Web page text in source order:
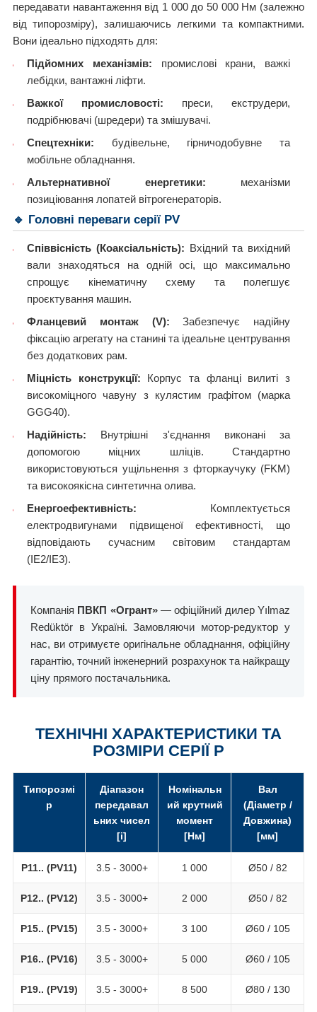
передавати навантаження від 1 000 до 50 000 Нм (залежно
від типорозміру), залишаючись легкими та компактними.
Вони ідеально підходять для:
Підйомних механізмів: промислові крани, важкі
лебідки, вантажні ліфти.
Важкої промисловості: преси, екструдери,
подрібнювачі (шредери) та змішувачі.
Спецтехніки: будівельне, гірничодобувне та
мобільне обладнання.
Альтернативної енергетики: механізми
позиціювання лопатей вітрогенераторів.
🔹 Головні переваги серії PV
Співвісність (Коаксіальність): Вхідний та вихідний
вали знаходяться на одній осі, що максимально
спрощує кінематичну схему та полегшує
проєктування машин.
Фланцевий монтаж (V): Забезпечує надійну
фіксацію агрегату на станині та ідеальне центрування
без додаткових рам.
Міцність конструкції: Корпус та фланці вилиті з
високоміцного чавуну з кулястим графітом (марка
GGG40).
Надійність: Внутрішні з'єднання виконані за
допомогою міцних шліців. Стандартно
використовуються ущільнення з фторкаучуку (FKM)
та високоякісна синтетична олива.
Енергоефективність: Комплектується
електродвигунами підвищеної ефективності, що
відповідають сучасним світовим стандартам
(IE2/IE3).
Компанія ПВКП «Огрант»— офіційний дилер Yılmaz
Redüktör в Україні. Замовляючи мотор-редуктор у
нас, ви отримуєте оригінальне обладнання, офіційну
гарантію, точний інженерний розрахунок та найкращу
ціну прямого постачальника.
ТЕХНІЧНІ ХАРАКТЕРИСТИКИ ТА
РОЗМІРИ СЕРІЇ P
Типорозмі
р
Діапазон
передавал
ьних чисел
[i]
Номінальн
ий крутний
момент
[Нм]
Вал
(Діаметр /
Довжина)
[мм]
P11.. (PV11) 3.5 - 3000+ 1 000 Ø50 / 82
P12.. (PV12) 3.5 - 3000+ 2 000 Ø50 / 82
P15.. (PV15) 3.5 - 3000+ 3 100 Ø60 / 105
P16.. (PV16) 3.5 - 3000+ 5 000 Ø60 / 105
P19.. (PV19) 3.5 - 3000+ 8 500 Ø80 / 130